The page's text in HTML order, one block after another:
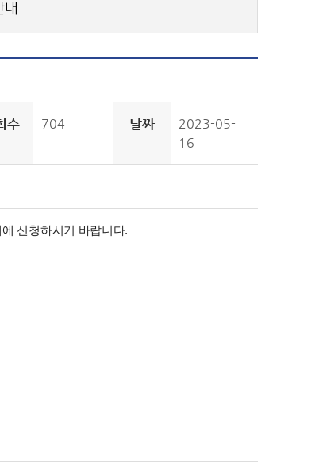
내
수 704 날짜
2023-05-
16
신청하시기 바랍니다.